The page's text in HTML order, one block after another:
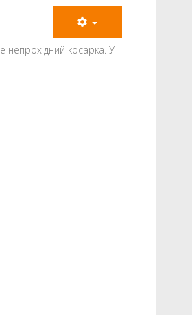
непрохідний косарка. У